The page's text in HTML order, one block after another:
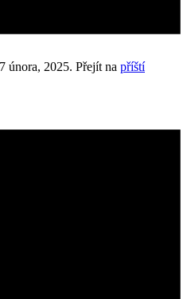
února, 2025. Přejít na příští